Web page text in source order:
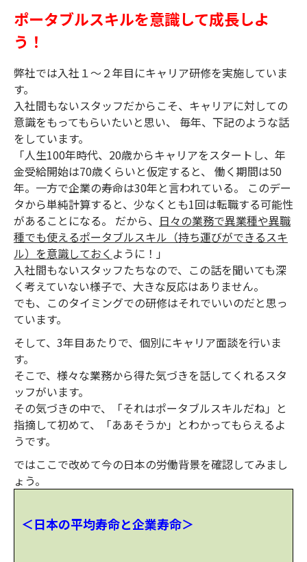
ポータブルスキルを意識して成長しよ
う！
弊社では入社１～２年目にキャリア研修を実施していま
す。
入社間もないスタッフだからこそ、キャリアに対しての
意識をもってもらいたいと思い、 毎年、下記のような話
をしています。
「人生100年時代、20歳からキャリアをスタートし、年
金受給開始は70歳くらいと仮定すると、 働く期間は50
年。一方で企業の寿命は30年と言われている。 このデー
タから単純計算すると、少なくとも1回は転職する可能性
があることになる。 だから、 日々の業務で異業種や異職
種でも使えるポータブルスキル（持ち運びができるスキ
ル）を意識しておく ように！」
入社間もないスタッフたちなので、この話を聞いても深
く考えていない様子で、大きな反応はありません。
でも、このタイミングでの研修はそれでいいのだと思っ
ています。
そして、3年目あたりで、個別にキャリア面談を行いま
す。
そこで、様々な業務から得た気づきを話してくれるスタ
ッフがいます。
その気づきの中で、「それはポータブルスキルだね」と
指摘して初めて、「ああそうか」とわかってもらえるよ
うです。
ではここで改めて今の日本の労働背景を確認してみまし
ょう。
＜日本の平均寿命と企業寿命＞